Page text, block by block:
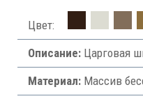
Цвет:
Описание:Царговая
Материал:Массив